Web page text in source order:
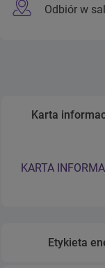
Odbiór w
Karta
Zwiń sekcję
KARTA
Etykieta
Rozwiń